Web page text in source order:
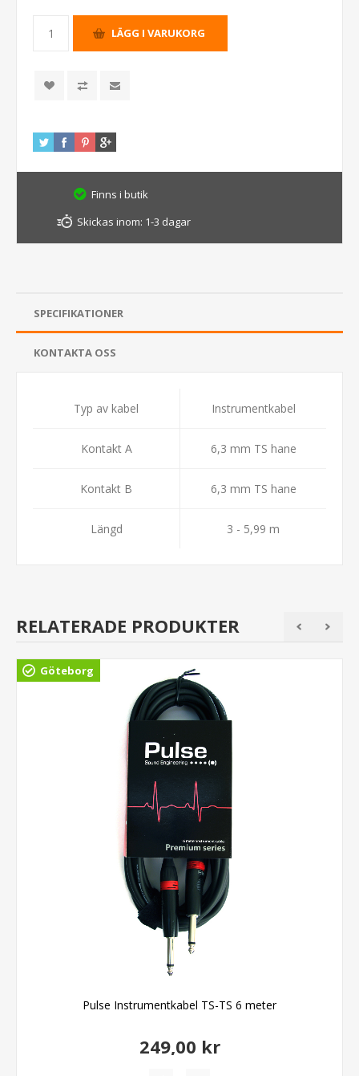
Finns i butik
Skickas inom: 1-3 dagar
SPECIFIKATIONER
KONTAKTA OSS
Typ av kabel Instrumentkabel
Kontakt A 6,3 mm TS hane
Kontakt B 6,3 mm TS hane
Längd 3 - 5,99 m
RELATERADE PRODUKTER
Göteborg
Pulse Instrumentkabel TS-TS 6 meter
249,00 kr